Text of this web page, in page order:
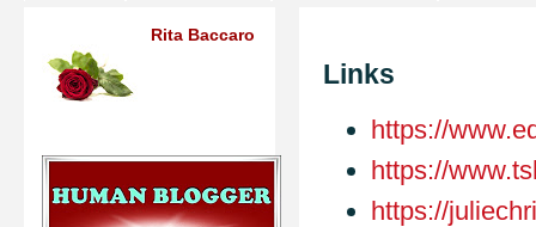
Links
https://
https://
https://
Rita Baccaro